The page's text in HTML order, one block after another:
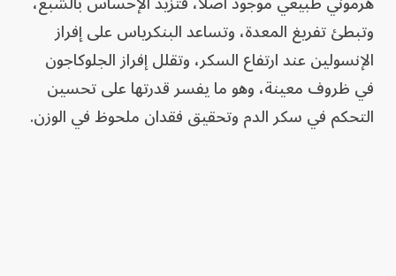
وتبطئ تفريغ المعدة، وتساعد البنكرياس على إفراز
الإنسولين عند ارتفاع السكر، وتقلل إفراز الجلوكاجون
في ظروف معينة، وهو ما يفسر قدرتها على تحسين
التحكم في سكر الدم وتحقيق فقدان ملحوظ في الوزن.